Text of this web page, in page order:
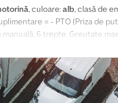
, culoare:alb, clasă de
= - PTO (Priza de
manuală, 6 trepte. Greutate
electrice. Radio CD integrat.
de funcționare: 1463.
a vântului: 12,5 m/s. 4
20 metri. Rază maximă de
se aplică tuturor